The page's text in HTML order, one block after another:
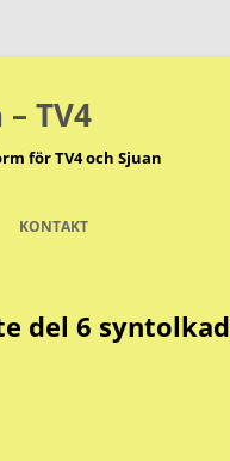
TV4
för TV4 och Sjuan
KONTAKT
del 6 syntolkad